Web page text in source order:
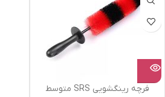
فرچه رینگشویی SRS متوسط